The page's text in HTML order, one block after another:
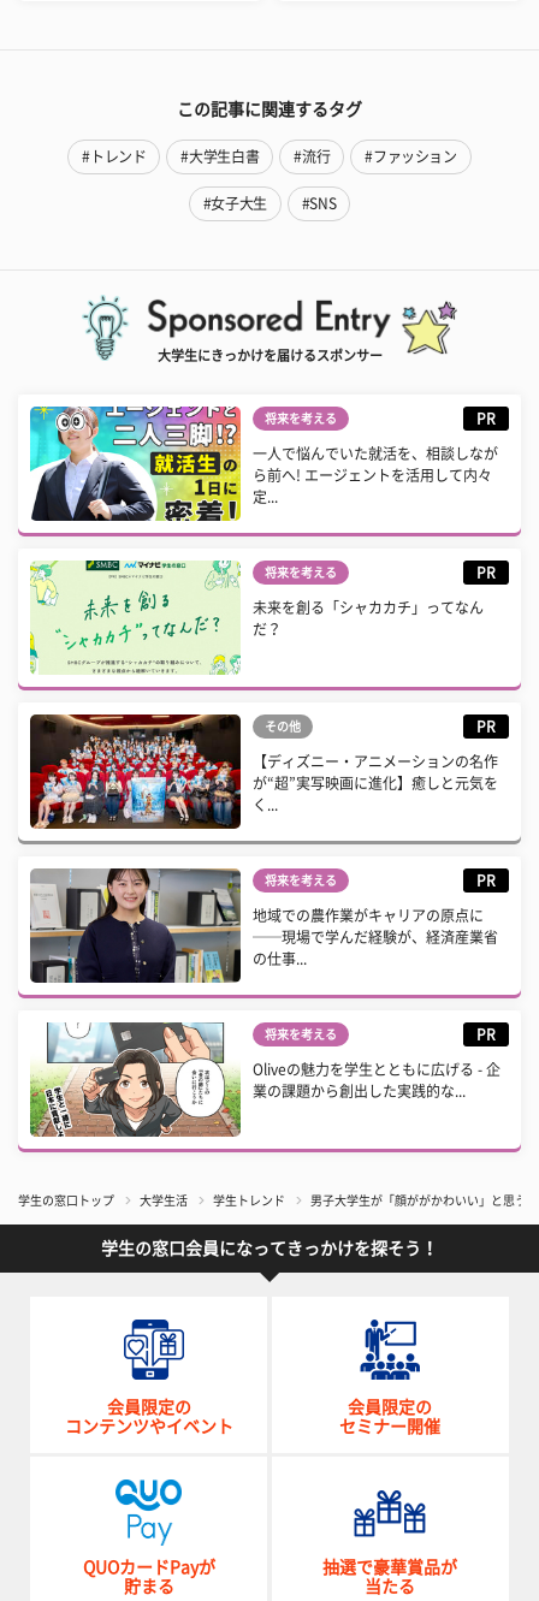
この記事に関連するタグ
#トレンド #大学生白書 #流行 #ファッション
#女子大生 #SNS
大学生にきっかけを届けるスポンサー
将来を考える PR
一人で悩んでいた就活を、相談しなが
ら前へ! エージェントを活用して内々
定...
将来を考える PR
未来を創る「シャカカチ」ってなん
だ？
その他 PR
【ディズニー・アニメーションの名作
が“超”実写映画に進化】癒しと元気を
く...
将来を考える PR
地域での農作業がキャリアの原点に
──現場で学んだ経験が、経済産業省
の仕事...
将来を考える PR
Oliveの魅力を学生とともに広げる - 企
業の課題から創出した実践的な...
学生の窓口トップ 大学生活 学生トレンド 男子大学生が「顔ががかわいい」と思う
学生の窓口会員になってきっかけを探そう！
会員限定の
コンテンツやイベント
会員限定の
セミナー開催
QUOカードPayが
貯まる
抽選で豪華賞品が
当たる